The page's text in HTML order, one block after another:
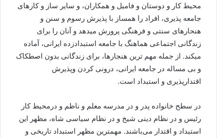
محیط کار و دوستان و فامیل و همکاران، و سایر ساز و کارهای
جامعه پذیری، افراد را همساز با پذیرش رسوم و سنن و
هنحارهای سنتی و فرهنگی پرورش میدهد و آنان را برای
زندگانی اجتماعی هماهنگ با جامعه استبدادزده ایرانی، آماده
میکند. از جمله مهم ترین هنجارها، برای زندگانی بدون اصطکاک
و بی مساله در جامعه ایرانی، درونی کردن وپذیرش
اقتدارپذیری و استبداد است.
در سطح خانواده پدر و در مدرسه معلم و ناظم و درمحیط کار
رئیس و در نظام دینی شیخ و در نظام سیاسی شاه، مظهر این
استبداد و اقتدار می‌باشند. مهمترین مظهر استبداد تاریخی و